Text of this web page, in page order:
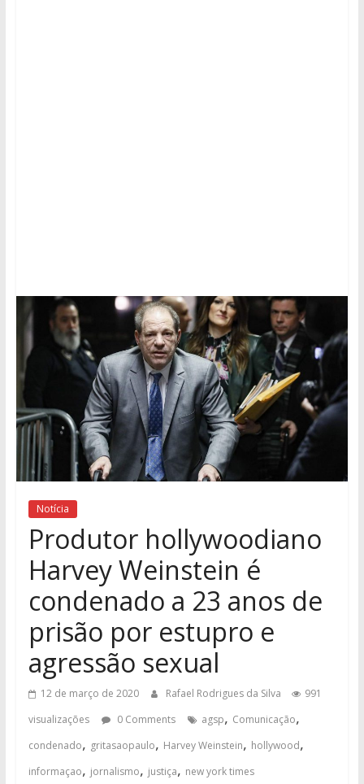
Notícia
Produtor hollywoodiano
Harvey Weinstein é
condenado a 23 anos de
prisão por estupro e
agressão sexual
12 de março de 2020 Rafael Rodrigues da Silva
991
visualizações
0 Comments agsp, Comunicação,
condenado, gritasaopaulo, Harvey Weinstein, hollywood,
informaçao, jornalismo, justiça, new york times